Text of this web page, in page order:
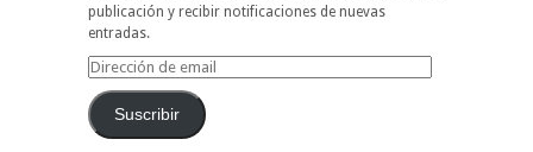
publicación y recibir notificaciones de nuevas
entradas.
Dirección
emailSuscribir